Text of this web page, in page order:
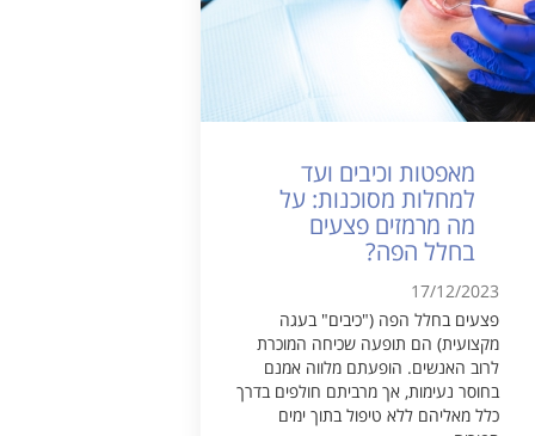
מאפטות וכיבים ועד
למחלות מסוכנות: על
מה מרמזים פצעים
בחלל הפה?
17/12/2023
פצעים בחלל הפה ("כיבים" בעגה
מקצועית) הם תופעה שכיחה המוכרת
לרוב האנשים. הופעתם מלווה אמנם
בחוסר נעימות, אך מרביתם חולפים בדרך
כלל מאליהם ללא טיפול בתוך ימים